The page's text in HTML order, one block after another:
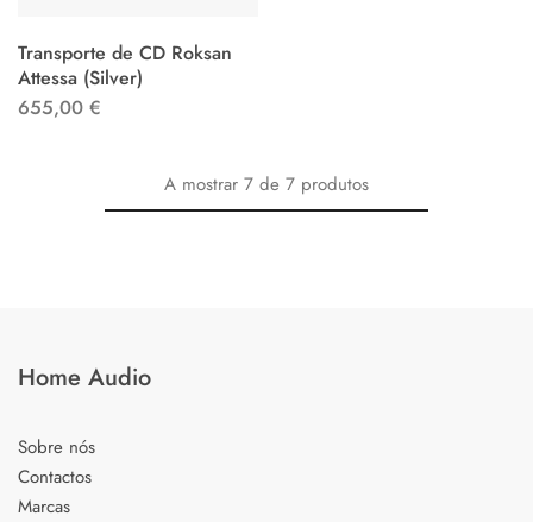
Transporte de CD Roksan
Attessa (Silver)
655,00 €
A mostrar 7 de 7 produtos
Home Audio
Sobre nós
Contactos
Marcas